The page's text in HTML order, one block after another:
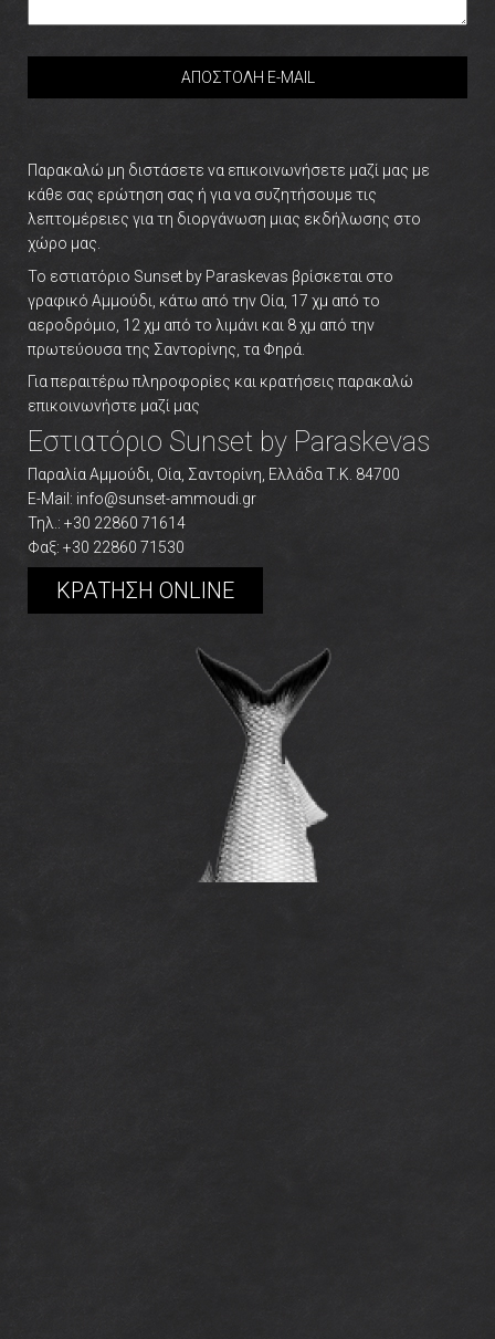
CAPTCHA
This
for
testing
whether
or
are
human
visitor
and
to
automated
spam
submissions.
1+9
Παρακαλώ μη διστάσετε να επικοινωνήσετε μαζί μας με
κάθε σας ερώτηση σας ή για να συζητήσουμε τις
λεπτομέρειες για τη διοργάνωση μιας εκδήλωσης στο
χώρο μας.
Το εστιατόριο Sunset by Paraskevas βρίσκεται στο
γραφικό Αμμούδι, κάτω από την Οία, 17 χμ από το
αεροδρόμιο, 12 χμ από το λιμάνι και 8 χμ από την
πρωτεύουσα της Σαντορίνης, τα Φηρά.
Για περαιτέρω πληροφορίες και κρατήσεις παρακαλώ
επικοινωνήστε μαζί μας
Εστιατόριο Sunset by Paraskevas
Παραλία Αμμούδι, Οία, Σαντορίνη, Ελλάδα Τ.Κ. 84700
E-Mail: info@sunset-ammoudi.gr
Τηλ.: +30 22860 71614
Φαξ: +30 22860 71530
ΚΡΑΤΗΣΗ ONLINE